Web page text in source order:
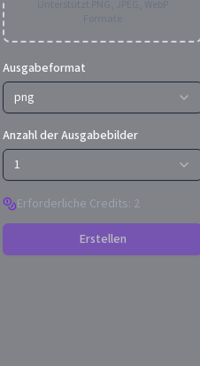
Ausgabeformat
png
Anzahl der Ausgabebilder
1
Erforderliche Credits: 2
Erstellen